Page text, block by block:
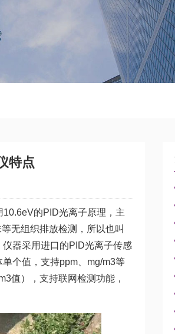
特点
的PID光离子原理，主
无组织排放检测，所以也叫
器采用进口的PID光离子传感
个值，支持ppm、mg/m3等
值），支持联网检测功能，